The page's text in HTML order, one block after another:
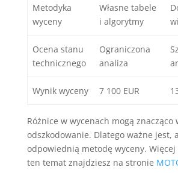
Metodyka
wyceny
Własne tabele
i algorytmy
Ocena stanu
technicznego
Ograniczona
analiza
Wynik wyceny 7 100 EUR
Różnice w wycenach mogą znacząco
odszkodowanie. Dlatego ważne jest,
odpowiednią metodę wyceny.
ten temat znajdziesz na stronie